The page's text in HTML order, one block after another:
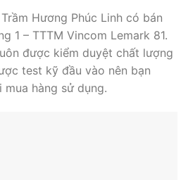
Hương TPHCM – Địa chỉ
Vincom Lemark 81:
Hương Phúc Linh có bán
1 – TTTM Vincom Lemark 81.